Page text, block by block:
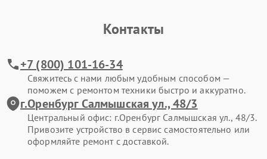
Контакты
+7 (800) 101-16-34
Свяжитесь с нами любым удобным способом —
поможем с ремонтом техники быстро и аккуратно.
г.Оренбург Салмышская ул., 48/3
Центральный офис: г.Оренбург Салмышская ул., 48/3.
Привозите устройство в сервис самостоятельно или
оформляйте ремонт с доставкой.